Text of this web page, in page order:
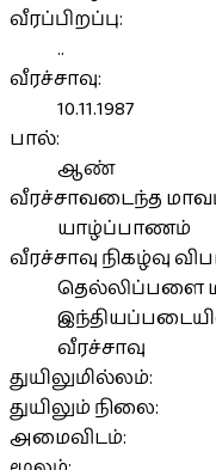
வீரப்பிறப்பு:
..
வீரச்சாவு:
10.11.1987
பால்:
ஆண்
வீரச்சாவடைந்த
யாழ்ப்பாணம்
வீரச்சாவு நிகழ்வு
தெல்லிப்பளை
வீரச்சாவு
துயிலுமில்லம்:
துயிலும் நிலை:
அமைவிடம்: